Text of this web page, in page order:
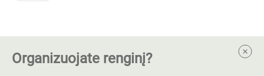
Organizuojate renginį?